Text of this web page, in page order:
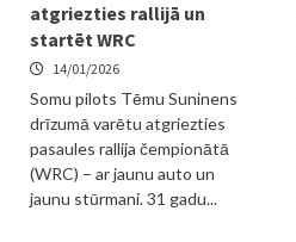
atgriezties rallijā un
startēt WRC
14/01/2026
Somu pilots Tēmu Suninens
drīzumā varētu atgriezties
pasaules rallija čempionātā
(WRC) – ar jaunu auto un
jaunu stūrmani. 31 gadu...